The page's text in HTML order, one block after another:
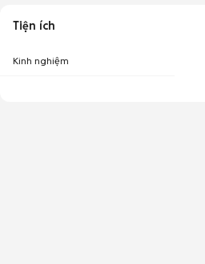
Tiện ích
Kinh nghiệm